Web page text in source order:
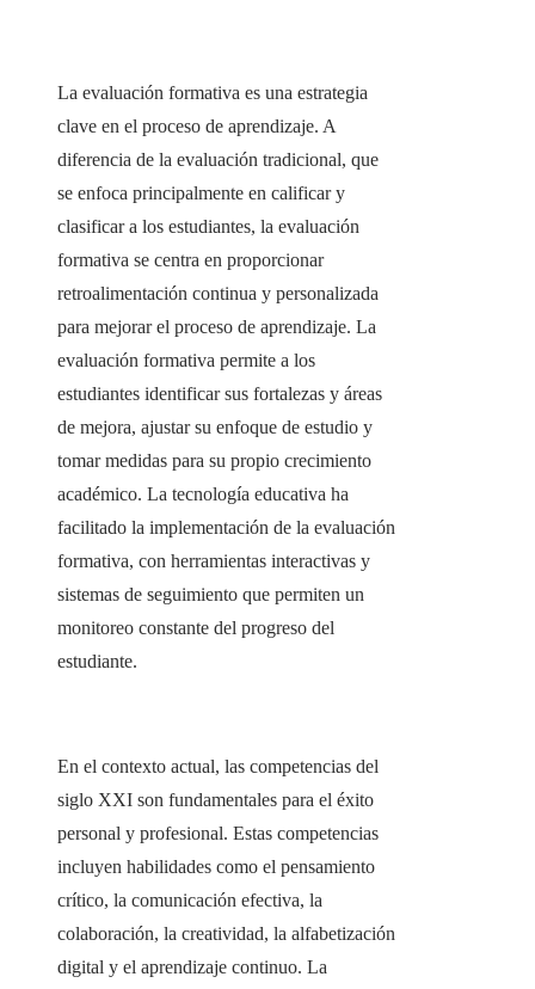
La evaluación formativa es una estrategia
clave en el proceso de aprendizaje. A
diferencia de la evaluación tradicional, que
se enfoca principalmente en calificar y
clasificar a los estudiantes, la evaluación
formativa se centra en proporcionar
retroalimentación continua y personalizada
para mejorar el proceso de aprendizaje. La
evaluación formativa permite a los
estudiantes identificar sus fortalezas y áreas
de mejora, ajustar su enfoque de estudio y
tomar medidas para su propio crecimiento
académico. La tecnología educativa ha
facilitado la implementación de la evaluación
formativa, con herramientas interactivas y
sistemas de seguimiento que permiten un
monitoreo constante del progreso del
estudiante.
En el contexto actual, las competencias del
siglo XXI son fundamentales para el éxito
personal y profesional. Estas competencias
incluyen habilidades como el pensamiento
crítico, la comunicación efectiva, la
colaboración, la creatividad, la alfabetización
digital y el aprendizaje continuo. La